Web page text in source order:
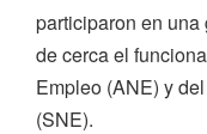
participaron en
de cerca el
Empleo (ANE) y
(SNE).